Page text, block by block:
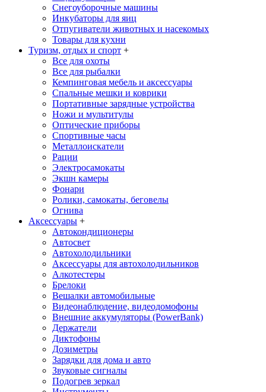
Снегоуборочные машины
Инкубаторы для яиц
Отпугиватели животных и насекомых
Товары для кухни
Туризм, отдых и спорт +
Все для охоты
Все для рыбалки
Кемпинговая мебель и аксессуары
Спальные мешки и коврики
Портативные зарядные устройства
Ножи и мультитулы
Оптические приборы
Спортивные часы
Металлоискатели
Рации
Электросамокаты
Экшн камеры
Фонари
Ролики, самокаты, беговелы
Огнива
Аксессуары +
Автокондиционеры
Aвтосвет
Автохолодильники
Аксессуары для автохолодильников
Алкотестеры
Брелоки
Вешалки автомобильные
Видеонаблюдение, видеодомофоны
Внешние аккумуляторы (PowerBank)
Держатели
Диктофоны
Дозиметры
Зарядки для дома и авто
Звуковые сигналы
Подогрев зеркал